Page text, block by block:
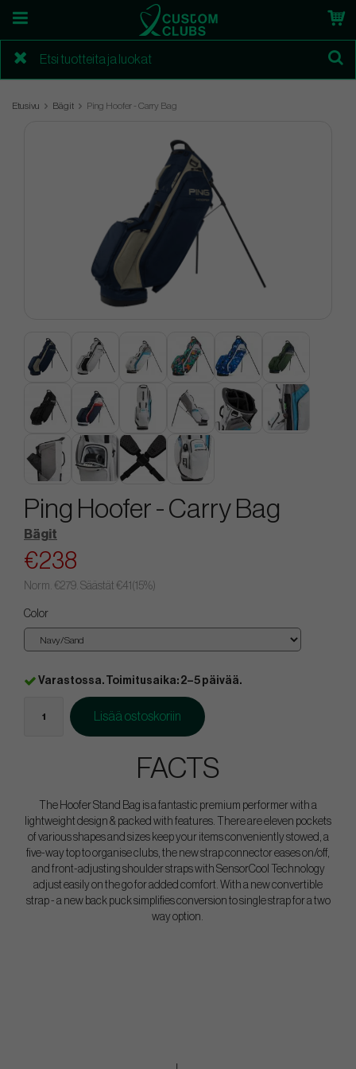
Etusivu Bägit Ping Hoofer - Carry Bag
Ping Hoofer - Carry Bag
Bägit
€238
Norm. €279. Säästät €41 (15%)
Color
Varastossa. Toimitusaika: 2–5 päivää.
Lisää ostoskoriin
FACTS
The Hoofer Stand Bag is a fantastic premium performer with a
lightweight design & packed with features. There are eleven pockets
of various shapes and sizes keep your items conveniently stowed, a
five-way top to organise clubs, the new strap connector eases on/off,
and front-adjusting shoulder straps with SensorCool Technology
adjust easily on the go for added comfort. With a new convertible
strap - a new back puck simplifies conversion to single strap for a two
way option.